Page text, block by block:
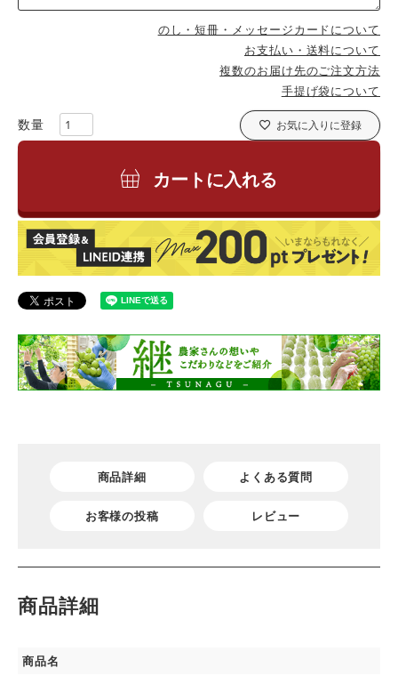
のし・短冊・メッセージカードについて
お支払い・送料について
複数のお届け先のご注文方法
手提げ袋について
お気に入りに登録
カートに入れる
商品詳細 よくある質問
お客様の投稿 レビュー
商品詳細
商品名